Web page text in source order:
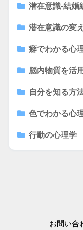
潜在意識-結婚
潜在意識の変
癖でわかる心
脳内物質を活
自分を知る方
色でわかる心
行動の心理学
お問い合